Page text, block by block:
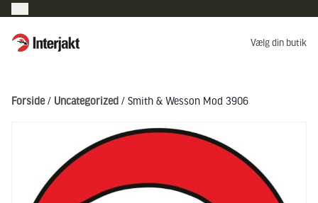
Interjakt DK Vælg din butik
Forside/ Uncategorized / Smith & Wesson Mod 3906